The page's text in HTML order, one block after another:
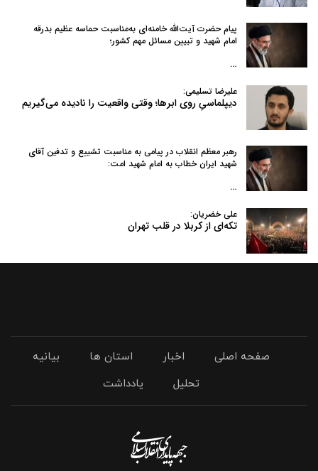
پیام حضرت آیت‌الله خامنه‌ای به‌مناسبت حماسه عظیم بدرقه
امام شهید و تبیین مسائل مهم کشور؛
…
علیرضا تسلیمی:
دیپلماسیِ روی ابرها؛ وقتی واقعیت را نادیده می‌گیریم
رهبر معظم انقلاب در پیامی به‌ مناسبت تشییع و تدفین آقای
شهید ایران خطاب به امام شهید امت:
…
علی خضریان:
تکه‌ای از کربلا در قلب تهران
صفحه اصلی اخبار استان ها
بیانیه
تحلیل
یادداشت